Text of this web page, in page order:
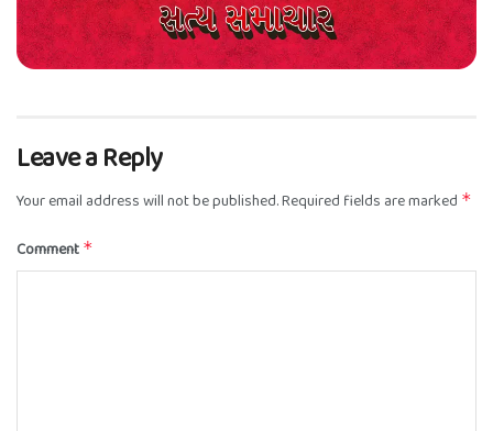
Leave a Reply
Your email address will not be published.Required fields are marked *
Comment *